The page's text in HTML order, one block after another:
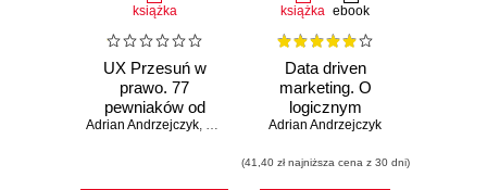
książka
UX Przesuń w
prawo. 77
pewniaków od
Mistrzów Designu
Adrian Andrzejczyk, Roma Bitner,Julia Czuczeło,Elżbieta Krutysza
książka ebook
Data driven
marketing. O
logicznym
podejściu do
decyzji
Adrian Andrzejczyk
(41,40 zł najniższa cena z 30 dni)